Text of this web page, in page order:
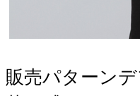
販売パターン